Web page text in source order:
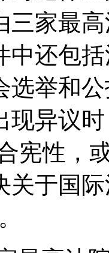
三家最
中还包
选举和
现异议
宪性，
关于国